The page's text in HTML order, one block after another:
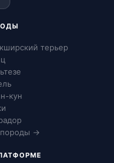
терьер
кун
породы →